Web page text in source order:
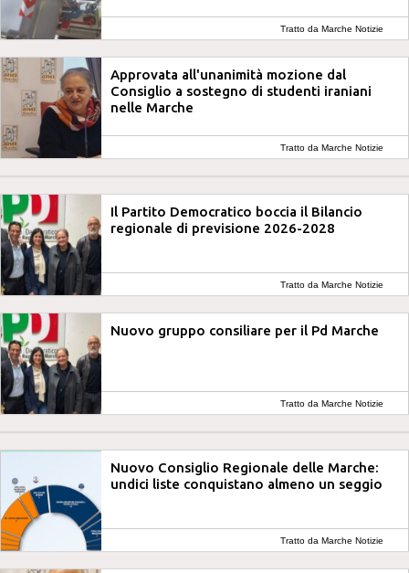
Tratto da Marche Notizie
Approvata all'unanimità mozione dal
Consiglio a sostegno di studenti iraniani
nelle Marche
Tratto da Marche Notizie
Il Partito Democratico boccia il Bilancio
regionale di previsione 2026-2028
Tratto da Marche Notizie
Nuovo gruppo consiliare per il Pd Marche
Tratto da Marche Notizie
Nuovo Consiglio Regionale delle Marche:
undici liste conquistano almeno un seggio
Tratto da Marche Notizie